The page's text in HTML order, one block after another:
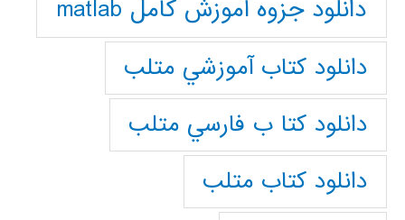
دانلود جزوه آموزش کامل matlab
دانلود كتاب آموزشي متلب
دانلود كتا ب فارسي متلب
دانلود كتاب متلب